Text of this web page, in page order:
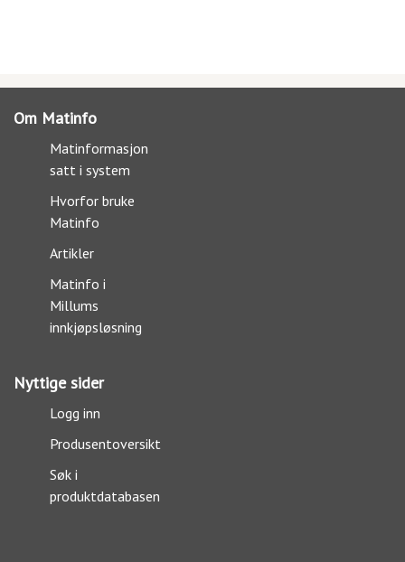
Om Matinfo
Matinformasjon
satt i system
Hvorfor bruke
Matinfo
Artikler
Matinfo i
Millums
innkjøpsløsning
Nyttige sider
Logg inn
Produsentoversikt
Søk i
produktdatabasen